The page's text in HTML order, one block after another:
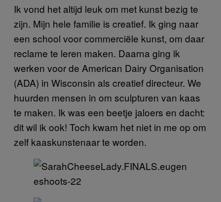
Ik vond het altijd leuk om met kunst bezig te
zijn. Mijn hele familie is creatief. Ik ging naar
een school voor commerciële kunst, om daar
reclame te leren maken. Daarna ging ik
werken voor de American Dairy Organisation
(ADA) in Wisconsin als creatief directeur. We
huurden mensen in om sculpturen van kaas
te maken. Ik was een beetje jaloers en dacht:
dit wil ik ook! Toch kwam het niet in me op om
zelf kaaskunstenaar te worden.